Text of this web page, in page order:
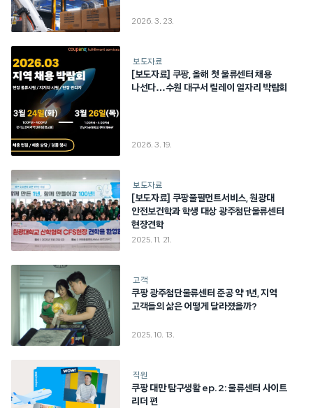
2026. 3. 23.
보도자료
[보도자료] 쿠팡, 올해 첫 물류센터 채용
나선다…수원 대구서 릴레이 일자리 박람회
2026. 3. 19.
보도자료
[보도자료] 쿠팡풀필먼트서비스, 원광대
안전보건학과 학생 대상 광주첨단물류센터
현장견학
2025. 11. 21.
고객
쿠팡 광주첨단물류센터 준공 약 1년, 지역
고객들의 삶은 어떻게 달라졌을까?
2025. 10. 13.
직원
쿠팡 대만 탐구생활 ep. 2: 물류센터 사이트
리더 편